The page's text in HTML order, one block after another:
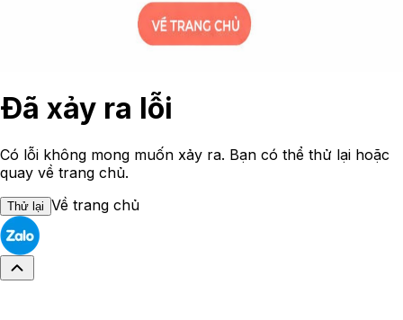
Đã xảy ra lỗi
Có lỗi không mong muốn xảy ra. Bạn có thể thử lại hoặc
quay về trang chủ.
Thử lại Về trang chủ